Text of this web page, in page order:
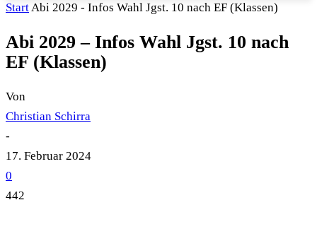
StartAbi 2029 - Infos Wahl Jgst. 10 nach EF (Klassen)
Abi 2029 – Infos Wahl Jgst. 10 nach
EF (Klassen)
Von
Christian Schirra
-
17. Februar 2024
0
442